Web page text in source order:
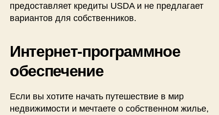
предоставляет кредиты USDA и не предлагает
вариантов для собственников.
Интернет-программное
обеспечение
Если вы хотите начать путешествие в мир
недвижимости и мечтаете о собственном жилье,